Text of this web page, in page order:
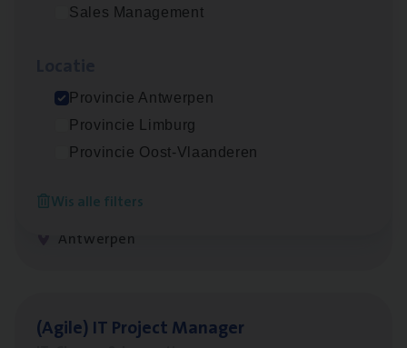
Sales Management
Provincie Antwerpen
Provincie Limburg
Provincie Oost-Vlaanderen
Wis alle filters
Busi­ness Analyst
Cus­to­mer Care Expert
Customer Services
Antwerpen
(Agi­le) ITPro­ject Manager